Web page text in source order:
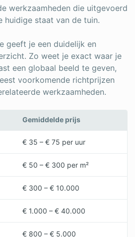
werkzaamheden die uitgevoerd
huidige staat van de tuin.
geeft je een duidelijk en
Zo weet je exact waar je
een globaal beeld te geven,
voorkomende richtprijzen
werkzaamheden.
Gemiddelde prijs
€ 35 – € 75 per uur
€ 50 – € 300 per m²
€ 300 – € 10.000
€ 1.000 – € 40.000
€ 800 – € 5.000